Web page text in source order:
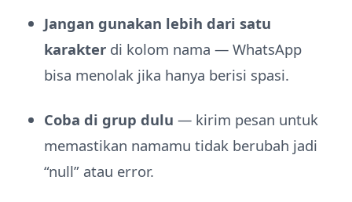
Jangan gunakan lebih dari satu
karakter di kolom nama — WhatsApp
bisa menolak jika hanya berisi spasi.
Coba di grup dulu — kirim pesan untuk
memastikan namamu tidak berubah jadi
“null” atau error.